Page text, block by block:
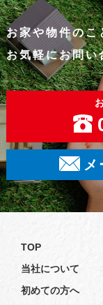
お家や物件のこ
お気軽にお問い
TOP
当社について
初めての方へ